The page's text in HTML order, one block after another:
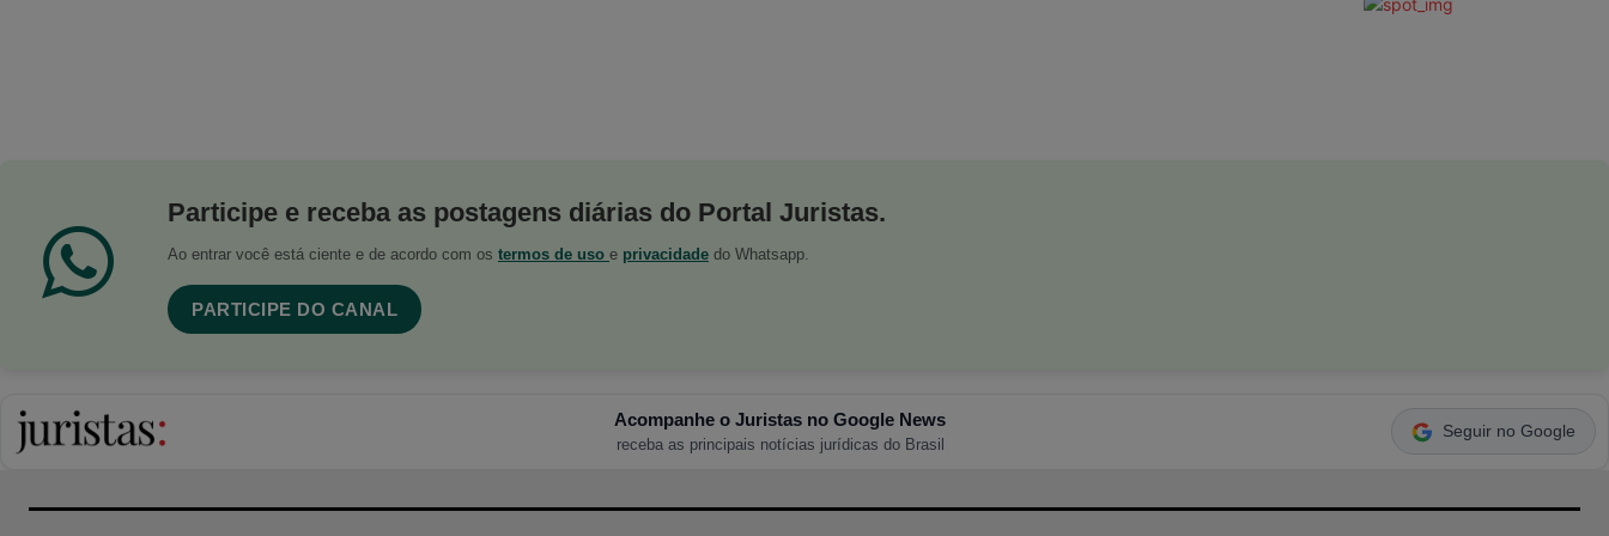
Participe e receba as postagens diárias do Portal Juristas.
Ao entrar você está ciente e de acordo com os termos de uso e privacidade do Whatsapp.
PARTICIPE DO CANAL
Acompanhe o Juristas no Google News
receba as principais notícias jurídicas do Brasil
Seguir no Google